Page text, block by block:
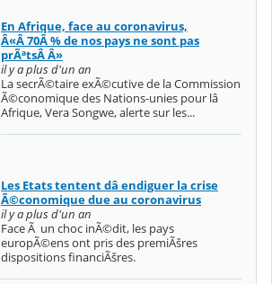
En Afrique, face au coronavirus,
Â«Â 70Â % de nos pays ne sont pas
prÃªtsÂ Â»
il y a plus d'un an
La secrÃ©taire exÃ©cutive de la Commission
Ã©conomique des Nations-unies pour lâ
Afrique, Vera Songwe, alerte sur les...
Les Etats tentent dâ endiguer la crise
Ã©conomique due au coronavirus
il y a plus d'un an
Face Ã un choc inÃ©dit, les pays
europÃ©ens ont pris des premiÃšres
dispositions financiÃšres.